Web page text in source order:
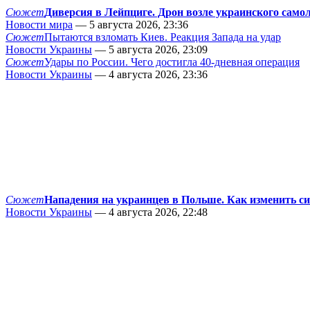
СюжетДиверсия в Лейпциге. Дрон возле украинского
Новости мира — 5 августа 2026, 23:36
СюжетПытаются взломать Киев. Реакция Запада на удар
Новости Украины — 5 августа 2026, 23:09
СюжетУдары по России. Чего достигла 40-дневная операция
Новости Украины — 4 августа 2026, 23:36
СюжетНападения на украинцев в Польше. Как изменить
Новости Украины — 4 августа 2026, 22:48